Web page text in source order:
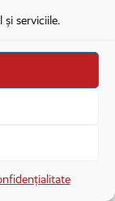
serviciile.
comasări de
în
Deschide